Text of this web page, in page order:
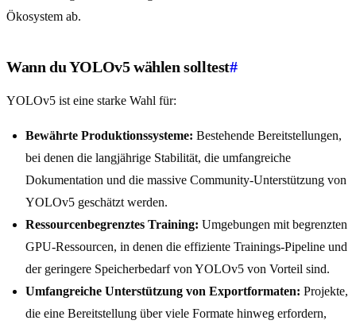
Ökosystem ab.
Wann du YOLOv5 wählen solltest#
YOLOv5 ist eine starke Wahl für:
Bewährte Produktionssysteme: Bestehende Bereitstellungen,
bei denen die langjährige Stabilität, die umfangreiche
Dokumentation und die massive Community-Unterstützung von
YOLOv5 geschätzt werden.
Ressourcenbegrenztes Training: Umgebungen mit begrenzten
GPU-Ressourcen, in denen die effiziente Trainings-Pipeline und
der geringere Speicherbedarf von YOLOv5 von Vorteil sind.
Umfangreiche Unterstützung von Exportformaten: Projekte,
die eine Bereitstellung über viele Formate hinweg erfordern,